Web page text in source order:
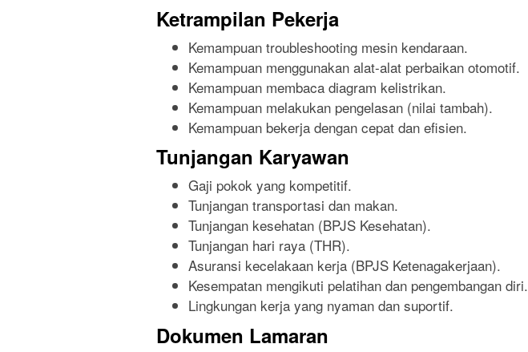
Ketrampilan Pekerja
Kemampuan troubleshooting mesin kendaraan.
Kemampuan menggunakan alat-alat perbaikan otomotif.
Kemampuan membaca diagram kelistrikan.
Kemampuan melakukan pengelasan (nilai tambah).
Kemampuan bekerja dengan cepat dan efisien.
Tunjangan Karyawan
Gaji pokok yang kompetitif.
Tunjangan transportasi dan makan.
Tunjangan kesehatan (BPJS Kesehatan).
Tunjangan hari raya (THR).
Asuransi kecelakaan kerja (BPJS Ketenagakerjaan).
Kesempatan mengikuti pelatihan dan pengembangan diri.
Lingkungan kerja yang nyaman dan suportif.
Dokumen Lamaran